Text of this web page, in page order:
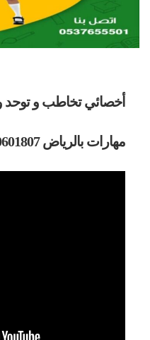
أخصائي تخاطب و توحد
مهارات بالرياض